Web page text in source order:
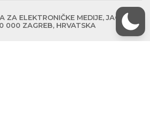
ELEKTRONIČKE MEDIJE, JAGIĆEVA
000 ZAGREB, HRVATSKA